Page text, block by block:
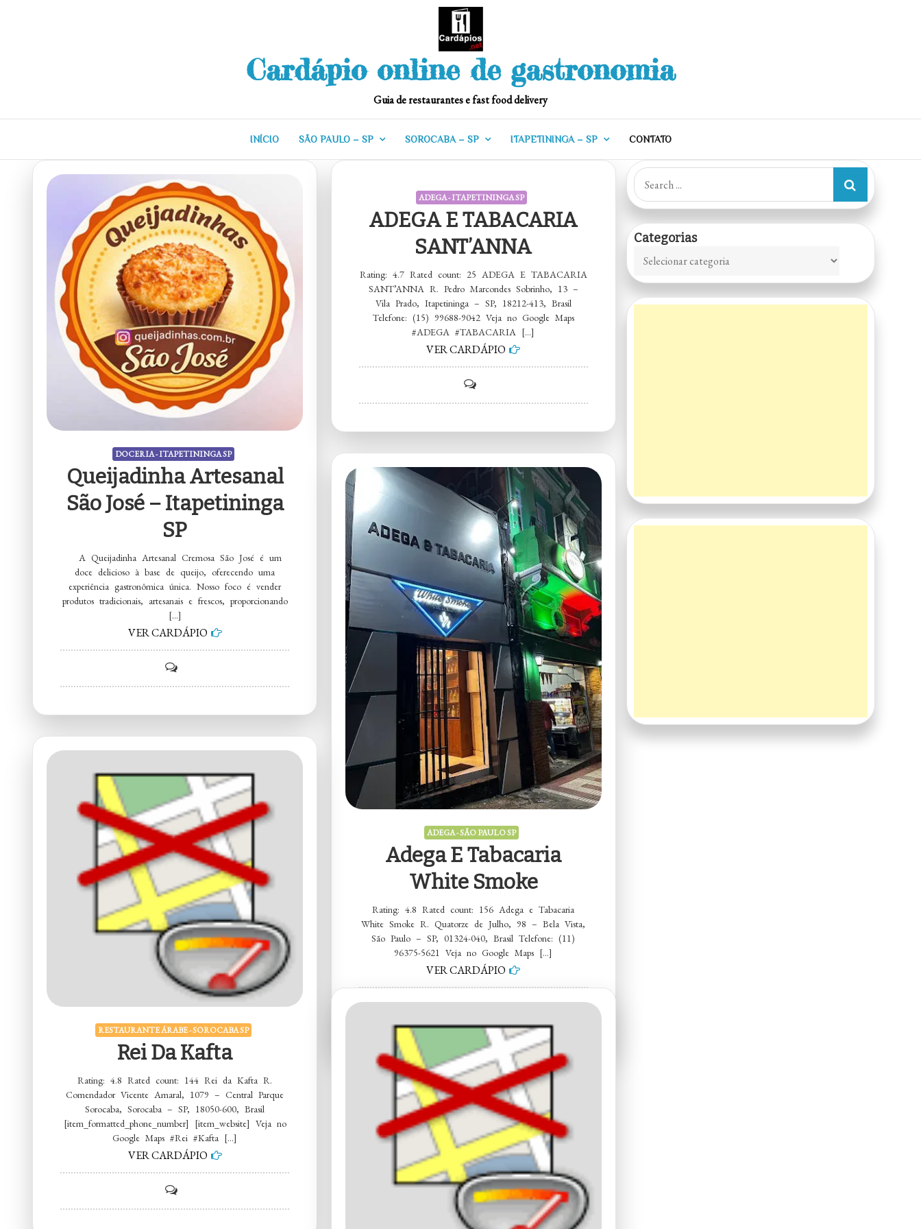
Cardápio online de gastronomia
Guia de restaurantes e fast food delivery
INÍCIO SÃO PAULO – SP SOROCABA – SP ITAPETININGA – SP CONTATO
DOCERIA - ITAPETININGA SP
Queijadinha Artesanal
São José – Itapetininga
SP
A Queijadinha Artesanal Cremosa São José é um
doce delicioso à base de queijo, oferecendo uma
experiência gastronômica única. Nosso foco é vender
produtos tradicionais, artesanais e frescos, proporcionando
[…]
VER CARDÁPIO
Queijadinha
Itapetininga
SP
ADEGA - ITAPETININGA SP
ADEGA E TABACARIA
SANT’ANNA
Rating: 4.7 Rated count: 25 ADEGA E TABACARIA
SANT’ANNA R. Pedro Marcondes Sobrinho, 13 –
Vila Prado, Itapetininga – SP, 18212-413, Brasil
Telefone: (15) 99688-9042 Veja no Google Maps
#ADEGA #TABACARIA […]
VER CARDÁPIO
ADEGA
ADEGA - SÃO PAULO SP
Adega E Tabacaria
White Smoke
Rating: 4.8 Rated count: 156 Adega e Tabacaria
White Smoke R. Quatorze de Julho, 98 – Bela Vista,
São Paulo – SP, 01324-040, Brasil Telefone: (11)
96375-5621 Veja no Google Maps […]
VER CARDÁPIO
on
Adega
Tabacaria
White
Smoke
RESTAURANTE ÁRABE - SOROCABA SP
Rei Da Kafta
Rating: 4.8 Rated count: 144 Rei da Kafta R.
Comendador Vicente Amaral, 1079 – Central Parque
Sorocaba, Sorocaba – SP, 18050-600, Brasil
[item_formatted_phone_number] [item_website] Veja no
Google Maps #Rei #Kafta […]
VER CARDÁPIO
Rei
Search
for:
Categorias
Categorias